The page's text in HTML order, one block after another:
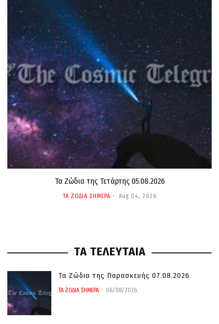
Τα Ζώδια της Τετάρτης 05.08.2026
ΤΑ ΖΩΔΙΑ ΣΗΜΕΡΑ Aug 04, 2026
ΤΑ ΤΕΛΕΥΤΑΙΑ
Τα Ζώδια της Παρασκευής 07.08.2026
ΤΑ ΖΩΔΙΑ ΣΗΜΕΡΑ 06/08/2026